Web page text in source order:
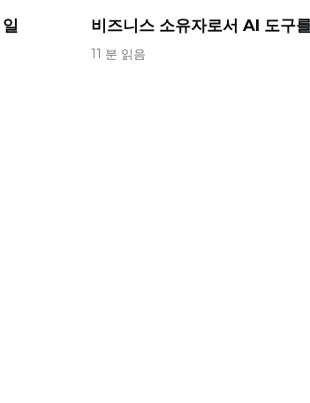
비즈니스 소유자로서 AI 도구
11 분 읽음